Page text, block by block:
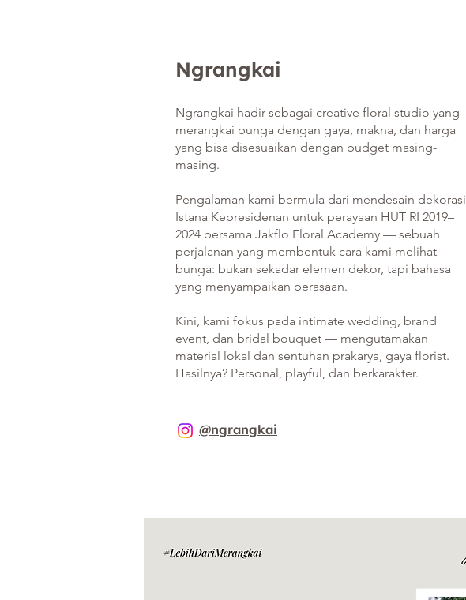
Ngrangkai hadir sebagai creative floral studio yang
merangkai bunga dengan gaya, makna, dan harga
yang bisa disesuaikan dengan budget masing-
masing.
Pengalaman kami bermula dari mendesain dekorasi
Istana Kepresidenan untuk perayaan HUT RI 2019–
2024 bersama Jakflo Floral Academy — sebuah
perjalanan yang membentuk cara kami melihat
bunga: bukan sekadar elemen dekor, tapi bahasa
yang menyampaikan perasaan.
Kini, kami fokus pada intimate wedding, brand
event, dan bridal bouquet — mengutamakan
material lokal dan sentuhan prakarya, gaya florist.
Hasilnya? Personal, playful, dan berkarakter.
@ngrangkai
Ngrangkai